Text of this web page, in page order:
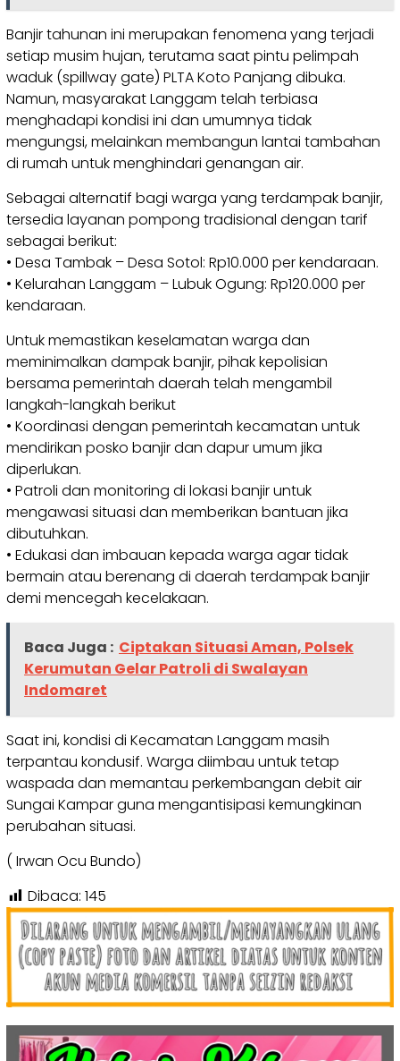
Banjir tahunan ini merupakan fenomena yang terjadi
setiap musim hujan, terutama saat pintu pelimpah
waduk (spillway gate) PLTA Koto Panjang dibuka.
Namun, masyarakat Langgam telah terbiasa
menghadapi kondisi ini dan umumnya tidak
mengungsi, melainkan membangun lantai tambahan
di rumah untuk menghindari genangan air.
Sebagai alternatif bagi warga yang terdampak banjir,
tersedia layanan pompong tradisional dengan tarif
sebagai berikut:
• Desa Tambak – Desa Sotol: Rp10.000 per kendaraan.
• Kelurahan Langgam – Lubuk Ogung: Rp120.000 per
kendaraan.
Untuk memastikan keselamatan warga dan
meminimalkan dampak banjir, pihak kepolisian
bersama pemerintah daerah telah mengambil
langkah-langkah berikut
• Koordinasi dengan pemerintah kecamatan untuk
mendirikan posko banjir dan dapur umum jika
diperlukan.
• Patroli dan monitoring di lokasi banjir untuk
mengawasi situasi dan memberikan bantuan jika
dibutuhkan.
• Edukasi dan imbauan kepada warga agar tidak
bermain atau berenang di daerah terdampak banjir
demi mencegah kecelakaan.
Baca Juga : Ciptakan Situasi Aman, Polsek
Kerumutan Gelar Patroli di Swalayan
Indomaret
Saat ini, kondisi di Kecamatan Langgam masih
terpantau kondusif. Warga diimbau untuk tetap
waspada dan memantau perkembangan debit air
Sungai Kampar guna mengantisipasi kemungkinan
perubahan situasi.
( Irwan Ocu Bundo)
Dibaca: 145